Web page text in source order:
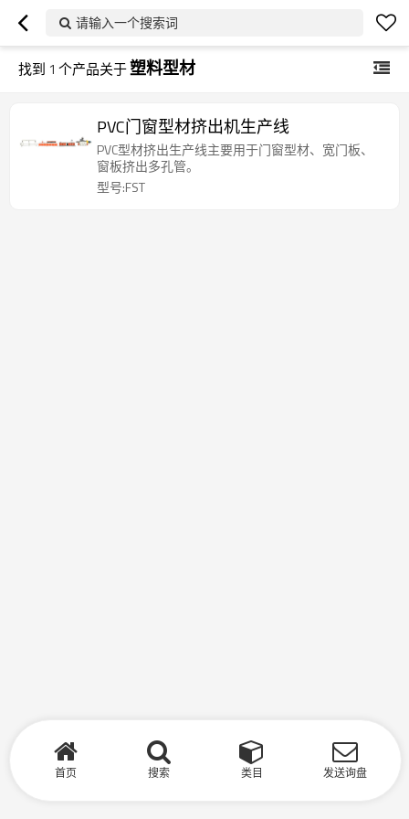
请输入一个搜索词
找到 1 个产品关于塑料型材
PVC门窗型材挤出机生产线
PVC型材挤出生产线主要用于门窗型材、宽门板、
窗板挤出多孔管。
型号:FST
首页 搜索 类目 发送询盘